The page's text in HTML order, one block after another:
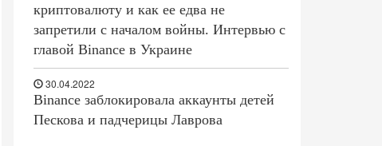
криптовалюту и как ее едва не
запретили с началом войны. Интервью с
главой Binance в Украине
30.04.2022
Binance заблокировала аккаунты детей
Пескова и падчерицы Лаврова